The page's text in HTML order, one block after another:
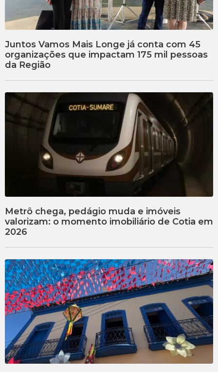
Juntos Vamos Mais Longe já conta com 45
organizações que impactam 175 mil pessoas
da Região
Metrô chega, pedágio muda e imóveis
valorizam: o momento imobiliário de Cotia em
2026